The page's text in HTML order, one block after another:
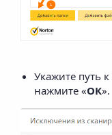
Укажите путь к
нажмите «ОК».